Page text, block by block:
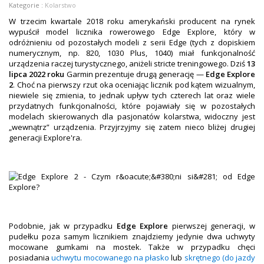
+
+
RAM MOUNTS
+
COROS
VOSTOK EUROPE ZEGARKI
VICTORINOX ZEGARKI
WENGER ZEGARKI
OBAKU DENMARK ZEGARKI
+
+
OUTLET
Kategorie : Kolarstwo
W trzecim kwartale 2018 roku amerykański producent na rynek
wypuścił model licznika rowerowego Edge Explore, który w
odróżnieniu od pozostałych modeli z serii Edge (tych z dopiskiem
numerycznym, np. 820, 1030 Plus, 1040) miał funkcjonalność
urządzenia raczej turystycznego, aniżeli stricte treningowego. Dziś13
lipca 2022 roku Garmin prezentuje drugą generację — Edge Explore
2. Choć na pierwszy rzut oka oceniając licznik pod kątem wizualnym,
niewiele się zmienia, to jednak upływ tych czterech lat oraz wiele
przydatnych funkcjonalności, które pojawiały się w pozostałych
modelach skierowanych dla pasjonatów kolarstwa, widoczny jest
„wewnątrz” urządzenia. Przyjrzyjmy się zatem nieco bliżej drugiej
generacji Explore'ra.
Podobnie, jak w przypadku Edge Explore pierwszej generacji, w
pudełku poza samym licznikiem znajdziemy jedynie dwa uchwyty
mocowane gumkami na mostek. Także w przypadku chęci
posiadaniauchwytu mocowanego na płasko lub skrętnego (do jazdy